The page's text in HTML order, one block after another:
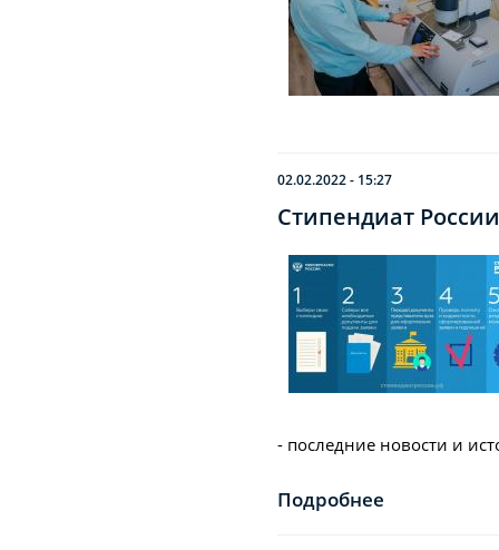
02.02.2022 - 15:27
Стипендиат России
- последние новости и
Подробнее